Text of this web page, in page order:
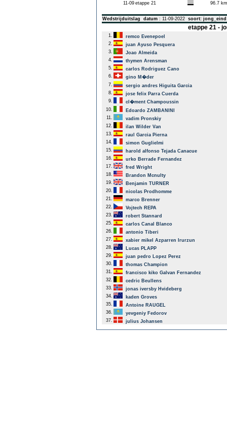
11-09 etappe 21 96.7 km
Wedstrijduitslag datum : 11-09-2022 soort: jong_eind
etappe 21 -
1.
remco Evenepoel
2.
juan Ayuso Pesquera
3.
Joao Almeida
4.
thymen Arensman
5.
carlos Rodriguez Cano
6.
gino M�der
7.
sergio andres Higuita Garcia
8.
jose felix Parra Cuerda
9.
cl�ment Champoussin
10.
Edoardo ZAMBANINI
11.
vadim Pronskiy
12.
ilan Wilder Van
13.
raul Garcia Pierna
14.
simon Guglielmi
15.
harold alfonso Tejada Canacue
16.
urko Berrade Fernandez
17.
fred Wright
18.
Brandon Mcnulty
19.
Benjamin TURNER
20.
nicolas Prodhomme
21.
marco Brenner
22.
Vojtech REPA
23.
robert Stannard
25.
carlos Canal Blanco
26.
antonio Tiberi
27.
xabier mikel Azparren Irurzun
28.
Lucas PLAPP
29.
juan pedro Lopez Perez
30.
thomas Champion
31.
francisco kiko Galvan Fernandez
32.
cedric Beullens
33.
jonas iversby Hvideberg
34.
kaden Groves
35.
Antoine RAUGEL
36.
yevgeniy Fedorov
37.
julius Johansen